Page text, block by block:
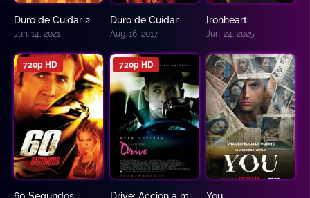
Duro de Cuidar 2
Jun. 14, 2021
Duro de Cuidar
Aug. 16, 2017
Ironheart
Jun. 24, 2025
720p HD 720p HD